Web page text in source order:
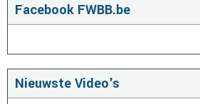
Facebook FWBB.be
Nieuwste Video's